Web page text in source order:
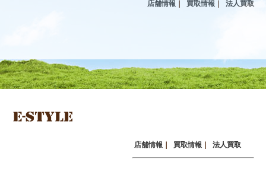
店舗情報 買取情報 法人買取
店舗情報 買取情報 法人買取